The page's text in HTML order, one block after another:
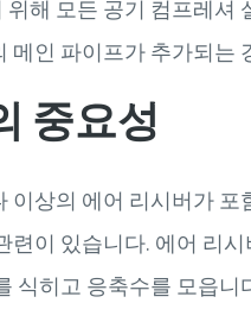
해 모든 공기 컴프레셔
메인 파이프가 추가되는
중요성
이상의 에어 리시버가
련이 있습니다. 에어 리
식히고 응축수를 모읍니